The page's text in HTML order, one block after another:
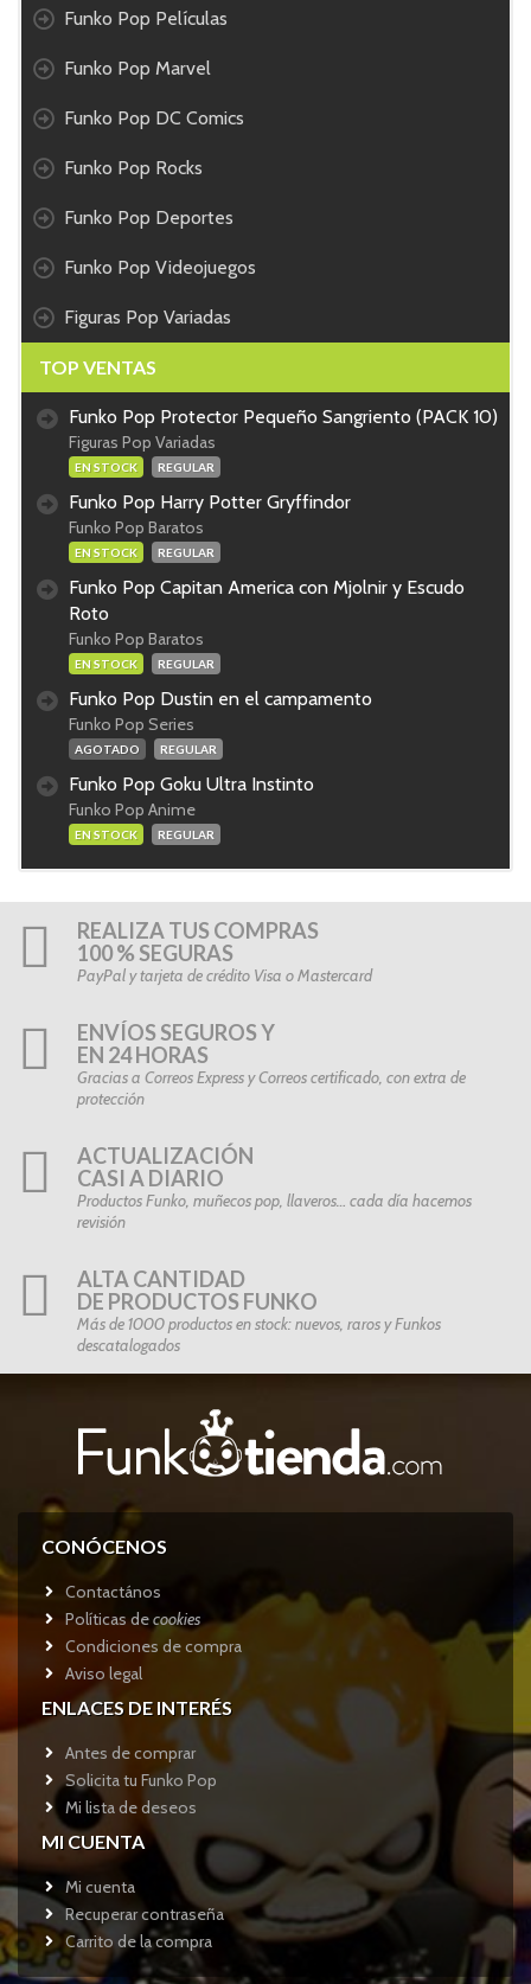
Funko Pop Películas
Funko Pop Marvel
Funko Pop DC Comics
Funko Pop Rocks
Funko Pop Deportes
Funko Pop Videojuegos
Figuras Pop Variadas
TOP VENTAS
Funko Pop Protector Pequeño Sangriento (PACK 10)
Figuras Pop Variadas
EN STOCK REGULAR
Funko Pop Harry Potter Gryffindor
Funko Pop Baratos
EN STOCK REGULAR
Funko Pop Capitan America con Mjolnir y Escudo
Roto
Funko Pop Baratos
EN STOCK REGULAR
Funko Pop Dustin en el campamento
Funko Pop Series
AGOTADO REGULAR
Funko Pop Goku Ultra Instinto
Funko Pop Anime
EN STOCK REGULAR
REALIZA TUS COMPRAS
100 % SEGURAS
PayPal y tarjeta de crédito Visa o Mastercard
ENVÍOS SEGUROS Y
EN 24 HORAS
Gracias a Correos Express y Correos certificado, con extra de
protección
ACTUALIZACIÓN
CASI A DIARIO
Productos Funko, muñecos pop, llaveros… cada día hacemos
revisión
ALTA CANTIDAD
DE PRODUCTOS FUNKO
Más de 1000 productos en stock: nuevos, raros y Funkos
descatalogados
CONÓCENOS
Contactános
Políticas decookies
Condiciones de compra
Aviso legal
ENLACES DE INTERÉS
Antes de comprar
Solicita tu Funko Pop
Mi lista de deseos
MI CUENTA
Mi cuenta
Recuperar contraseña
Carrito de la compra